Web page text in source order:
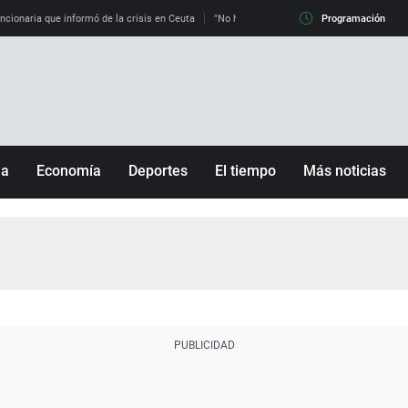
que informó de la crisis en Ceuta "No hay mafias, que no nos engañen":
Programación
Economía Deportes El tiempo Más noticias